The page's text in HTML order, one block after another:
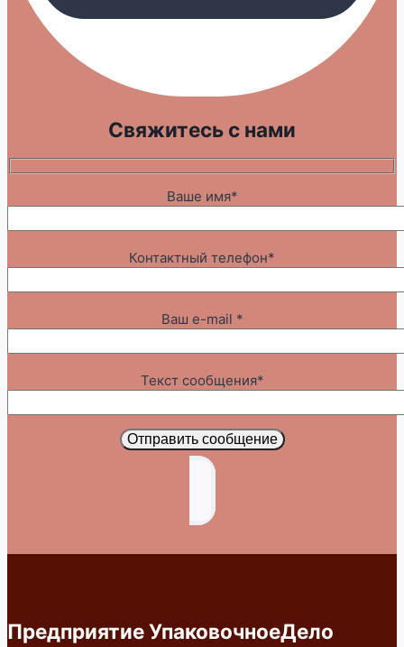
Свяжитесь с нами
Ваше имя*
Контактный телефон*
Ваш e-mail *
Текст сообщения*
Отправить сообщение
Предприятие УпаковочноеДело